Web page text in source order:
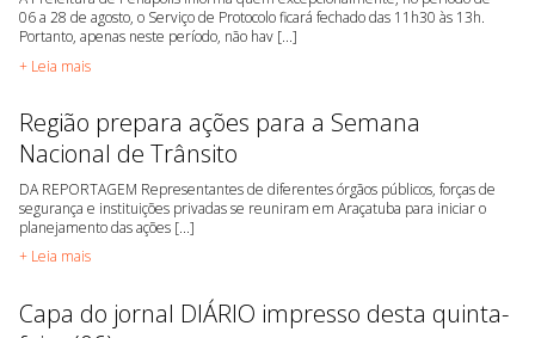
06 a 28 de agosto, o Serviço de Protocolo ficará fechado das 11h30 às 13h.
Portanto, apenas neste período, não hav [...]
+ Leia mais
Região prepara ações para a Semana
Nacional de Trânsito
DA REPORTAGEM Representantes de diferentes órgãos públicos, forças de
segurança e instituições privadas se reuniram em Araçatuba para iniciar o
planejamento das ações [...]
+ Leia mais
Capa do jornal DIÁRIO impresso desta quinta-